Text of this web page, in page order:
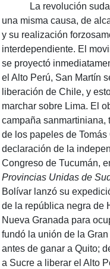
La revolución
una misma causa, de
y su realización
interdependiente. El
se proyectó
el Alto Perú, San Martín
liberación de Chile, y
marchar sobre Lima. El
campaña sanmartiniana,
de los papeles de Tomás
declaración de la
Congreso de Tucumán,
Provincias Unidas de
Bolívar lanzó su
de la república negra de
Nueva Granada para
fundó la unión de la
antes de ganar a Quito;
a Sucre a liberar el Alto